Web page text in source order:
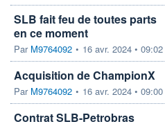
SLB fait feu de toutes parts
en ce moment
Par M9764092 • 16 avr. 2024 • 09:02
Acquisition de ChampionX
Par M9764092 • 16 avr. 2024 • 09:00
Contrat SLB-Petrobras